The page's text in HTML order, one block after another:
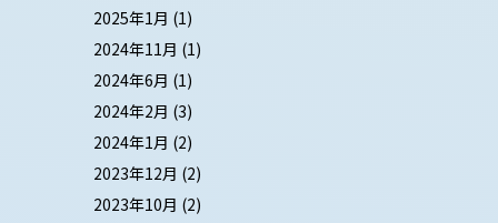
2025年1月 (1)
2024年11月 (1)
2024年6月 (1)
2024年2月 (3)
2024年1月 (2)
2023年12月 (2)
2023年10月 (2)